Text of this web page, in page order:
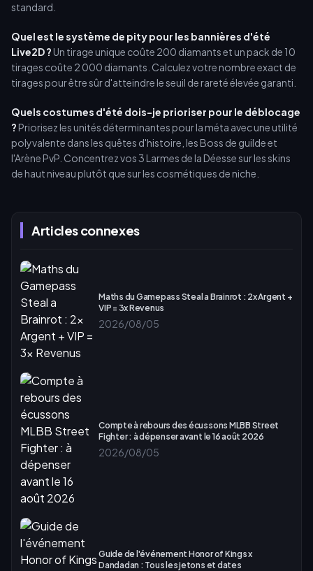
Articles connexes
Maths du Gamepass Steal a Brainrot : 2x Argent +
VIP = 3x Revenus
2026/08/05
Compte à rebours des écussons MLBB Street
Fighter : à dépenser avant le 16 août 2026
2026/08/05
Guide de l'événement Honor of Kings x
Dandadan : Tous les jetons et dates
standard.
Quel est le système de pity pour les bannières d'été
Live2D ?Un tirage unique coûte 200 diamants et un pack de 10
tirages coûte 2 000 diamants. Calculez votre nombre exact de
tirages pour être sûr d'atteindre le seuil de rareté élevée garanti.
Quels costumes d'été dois-je prioriser pour le déblocage
?Priorisez les unités déterminantes pour la méta avec une utilité
polyvalente dans les quêtes d'histoire, les Boss de guilde et
l'Arène PvP. Concentrez vos 3 Larmes de la Déesse sur les skins
de haut niveau plutôt que sur les cosmétiques de niche.